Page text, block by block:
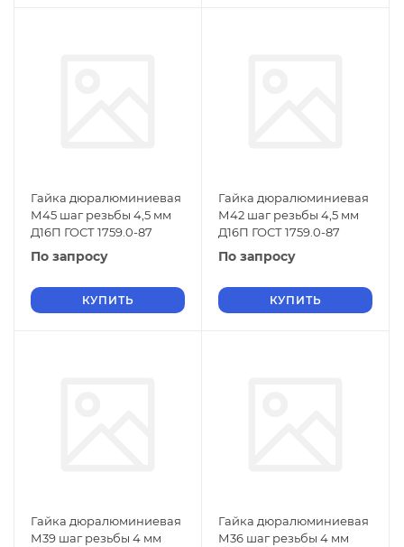
Гайка дюралюминиевая
М45 шаг резьбы 4,5 мм
Д16П ГОСТ 1759.0-87
По запросу
КУПИТЬ
Гайка дюралюминиевая
М42 шаг резьбы 4,5 мм
Д16П ГОСТ 1759.0-87
По запросу
КУПИТЬ
Гайка дюралюминиевая
М39 шаг резьбы 4 мм
Гайка дюралюминиевая
М36 шаг резьбы 4 мм